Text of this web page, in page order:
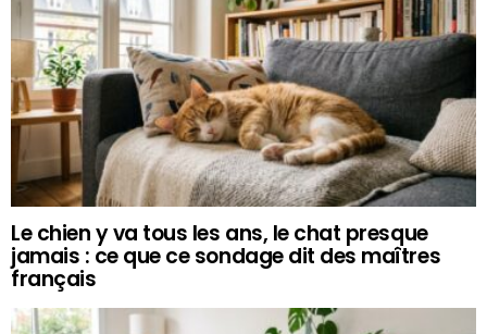
Le chien y va tous les ans, le chat presque
jamais : ce que ce sondage dit des maîtres
français